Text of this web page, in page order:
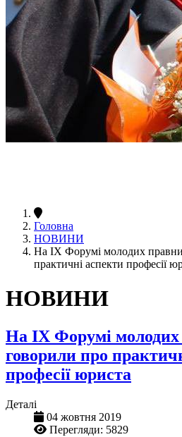
Головна
НОВИНИ
На ІХ Форумі молодих
практичні аспекти професії
НОВИНИ
На ІХ Форумі молодих
говорили про
професії юриста
Деталі
04 жовтня 2019
Перегляди: 5829